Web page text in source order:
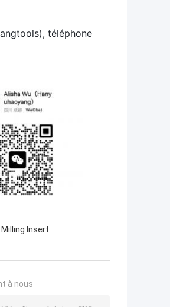
téléphone
Insert
à nous